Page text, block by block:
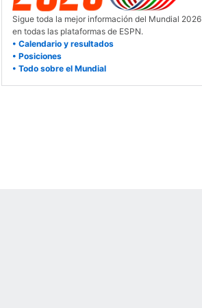
Sigue toda la mejor información del Mundial 2026
en todas las plataformas de ESPN.
• Calendario y resultados
• Posiciones
• Todo sobre el Mundial